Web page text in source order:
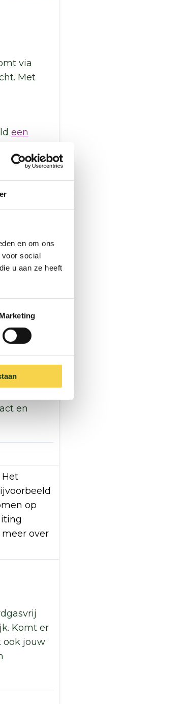
en om ons
voor social
u aan ze heeft
Marketing
via
Met
een
ze niet
Het
een
hoe je
en
Het
op
meer over
Komt er
ook jouw